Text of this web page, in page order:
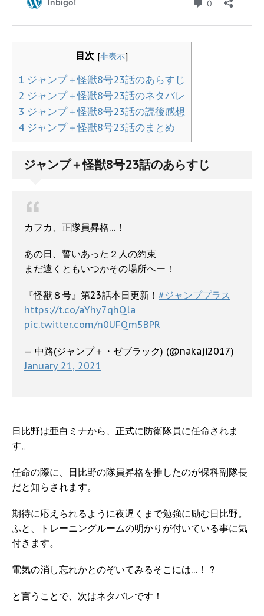
目次 [非表示]
1 ジャンプ＋怪獣8号23話のあらすじ
2 ジャンプ＋怪獣8号23話のネタバレ
3 ジャンプ＋怪獣8号23話の読後感想
4 ジャンプ＋怪獣8号23話のまとめ
ジャンプ＋怪獣8号23話のあらすじ
カフカ、正隊員昇格…！
あの日、誓いあった２人の約束
まだ遠くともいつかその場所へー！
『怪獣８号』第23話本日更新！ #ジャンププラス
https://t.co/aYhy7qhQla
pic.twitter.com/n0UFQm5BPR
— 中路(ジャンプ＋・ゼブラック) (@nakaji2017)
January 21, 2021
日比野は亜白ミナから、正式に防衛隊員に任命されま
す。
任命の際に、日比野の隊員昇格を推したのが保科副隊長
だと知らされます。
期待に応えられるように夜遅くまで勉強に励む日比野。
ふと、トレーニングルームの明かりが付いている事に気
付きます。
電気の消し忘れかとのぞいてみるそこには…！？
と言うことで、次はネタバレです！